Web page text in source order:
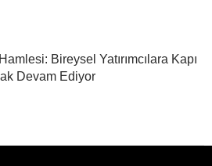
Bireysel Yatırımcılara Kapı
Devam Ediyor